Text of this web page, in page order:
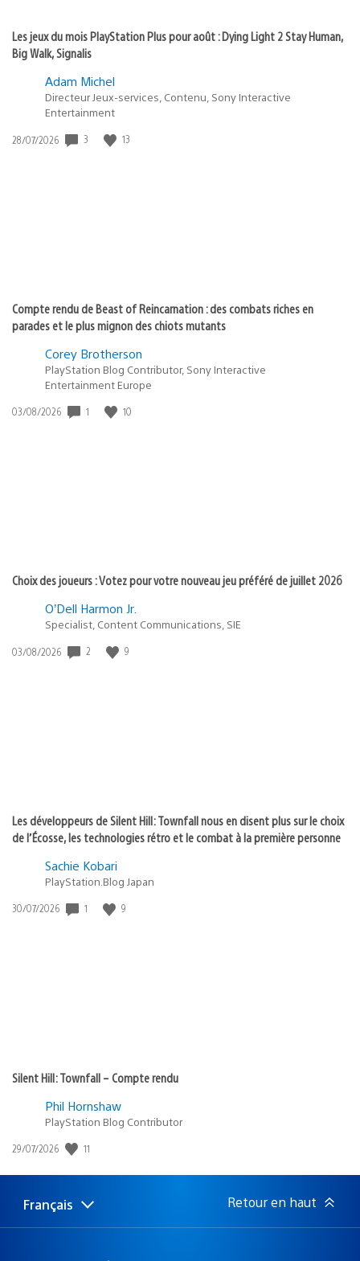
Les jeux du mois PlayStation Plus pour août : Dying Light 2 Stay Human,
Big Walk, Signalis
Adam Michel
Directeur Jeux-services, Contenu, Sony Interactive
Entertainment
Date
28/07/2026 3 13
Compte rendu de Beast of Reincarnation : des combats riches en
parades et le plus mignon des chiots mutants
Corey Brotherson
PlayStation Blog Contributor, Sony Interactive
Entertainment Europe
Date
03/08/2026 1 10
Choix des joueurs : Votez pour votre nouveau jeu préféré de juillet 2026
O’Dell Harmon Jr.
Specialist, Content Communications, SIE
Date
03/08/2026 2 9
Les développeurs de Silent Hill: Townfall nous en disent plus sur le choix
de l’Écosse, les technologies rétro et le combat à la première personne
Sachie Kobari
PlayStation.Blog Japan
Date
30/07/2026 1 9
Silent Hill: Townfall – Compte rendu
Phil Hornshaw
PlayStation Blog Contributor
Date
publication
29/07/2026 11
Choisir
une
Région
actuelle
Français Retour en haut